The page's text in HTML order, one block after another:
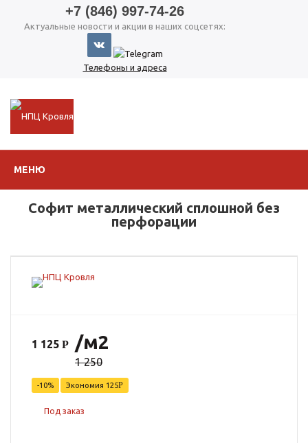
+7 (846) 997-74-26
Актуальные новости и акции в наших соцсетях:
Телефоны и адреса
МЕНЮ
Софит металлический сплошной без
перфорации
1 125 /м2
1 250
-10% Экономия 125
Под заказ